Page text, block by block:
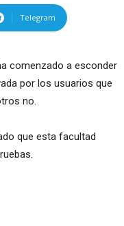
Telegram
comenzado a esconder
por los usuarios que
no.
que esta facultad